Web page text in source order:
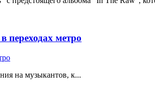
переходах метро
на музыкантов, к...